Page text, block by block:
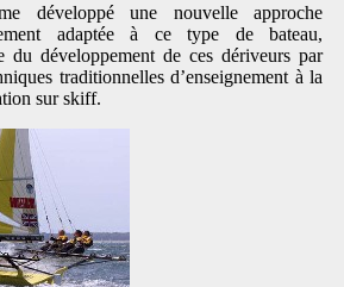
développé une nouvelle approche
adaptée à ce type de bateau,
du développement de ces dériveurs par
traditionnelles d’enseignement à la
sur skiff.